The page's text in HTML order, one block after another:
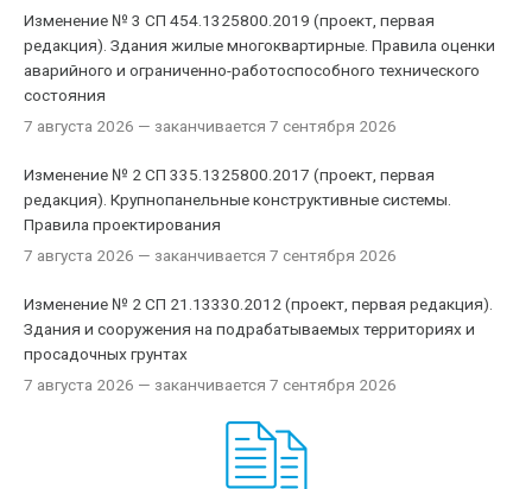
Изменение № 3 СП 454.1325800.2019 (проект, первая
редакция). Здания жилые многоквартирные. Правила оценки
аварийного и ограниченно-работоспособного технического
состояния
7 августа 2026 — заканчивается 7 сентября 2026
Изменение № 2 СП 335.1325800.2017 (проект, первая
редакция). Крупнопанельные конструктивные системы.
Правила проектирования
7 августа 2026 — заканчивается 7 сентября 2026
Изменение № 2 СП 21.13330.2012 (проект, первая редакция).
Здания и сооружения на подрабатываемых территориях и
просадочных грунтах
7 августа 2026 — заканчивается 7 сентября 2026